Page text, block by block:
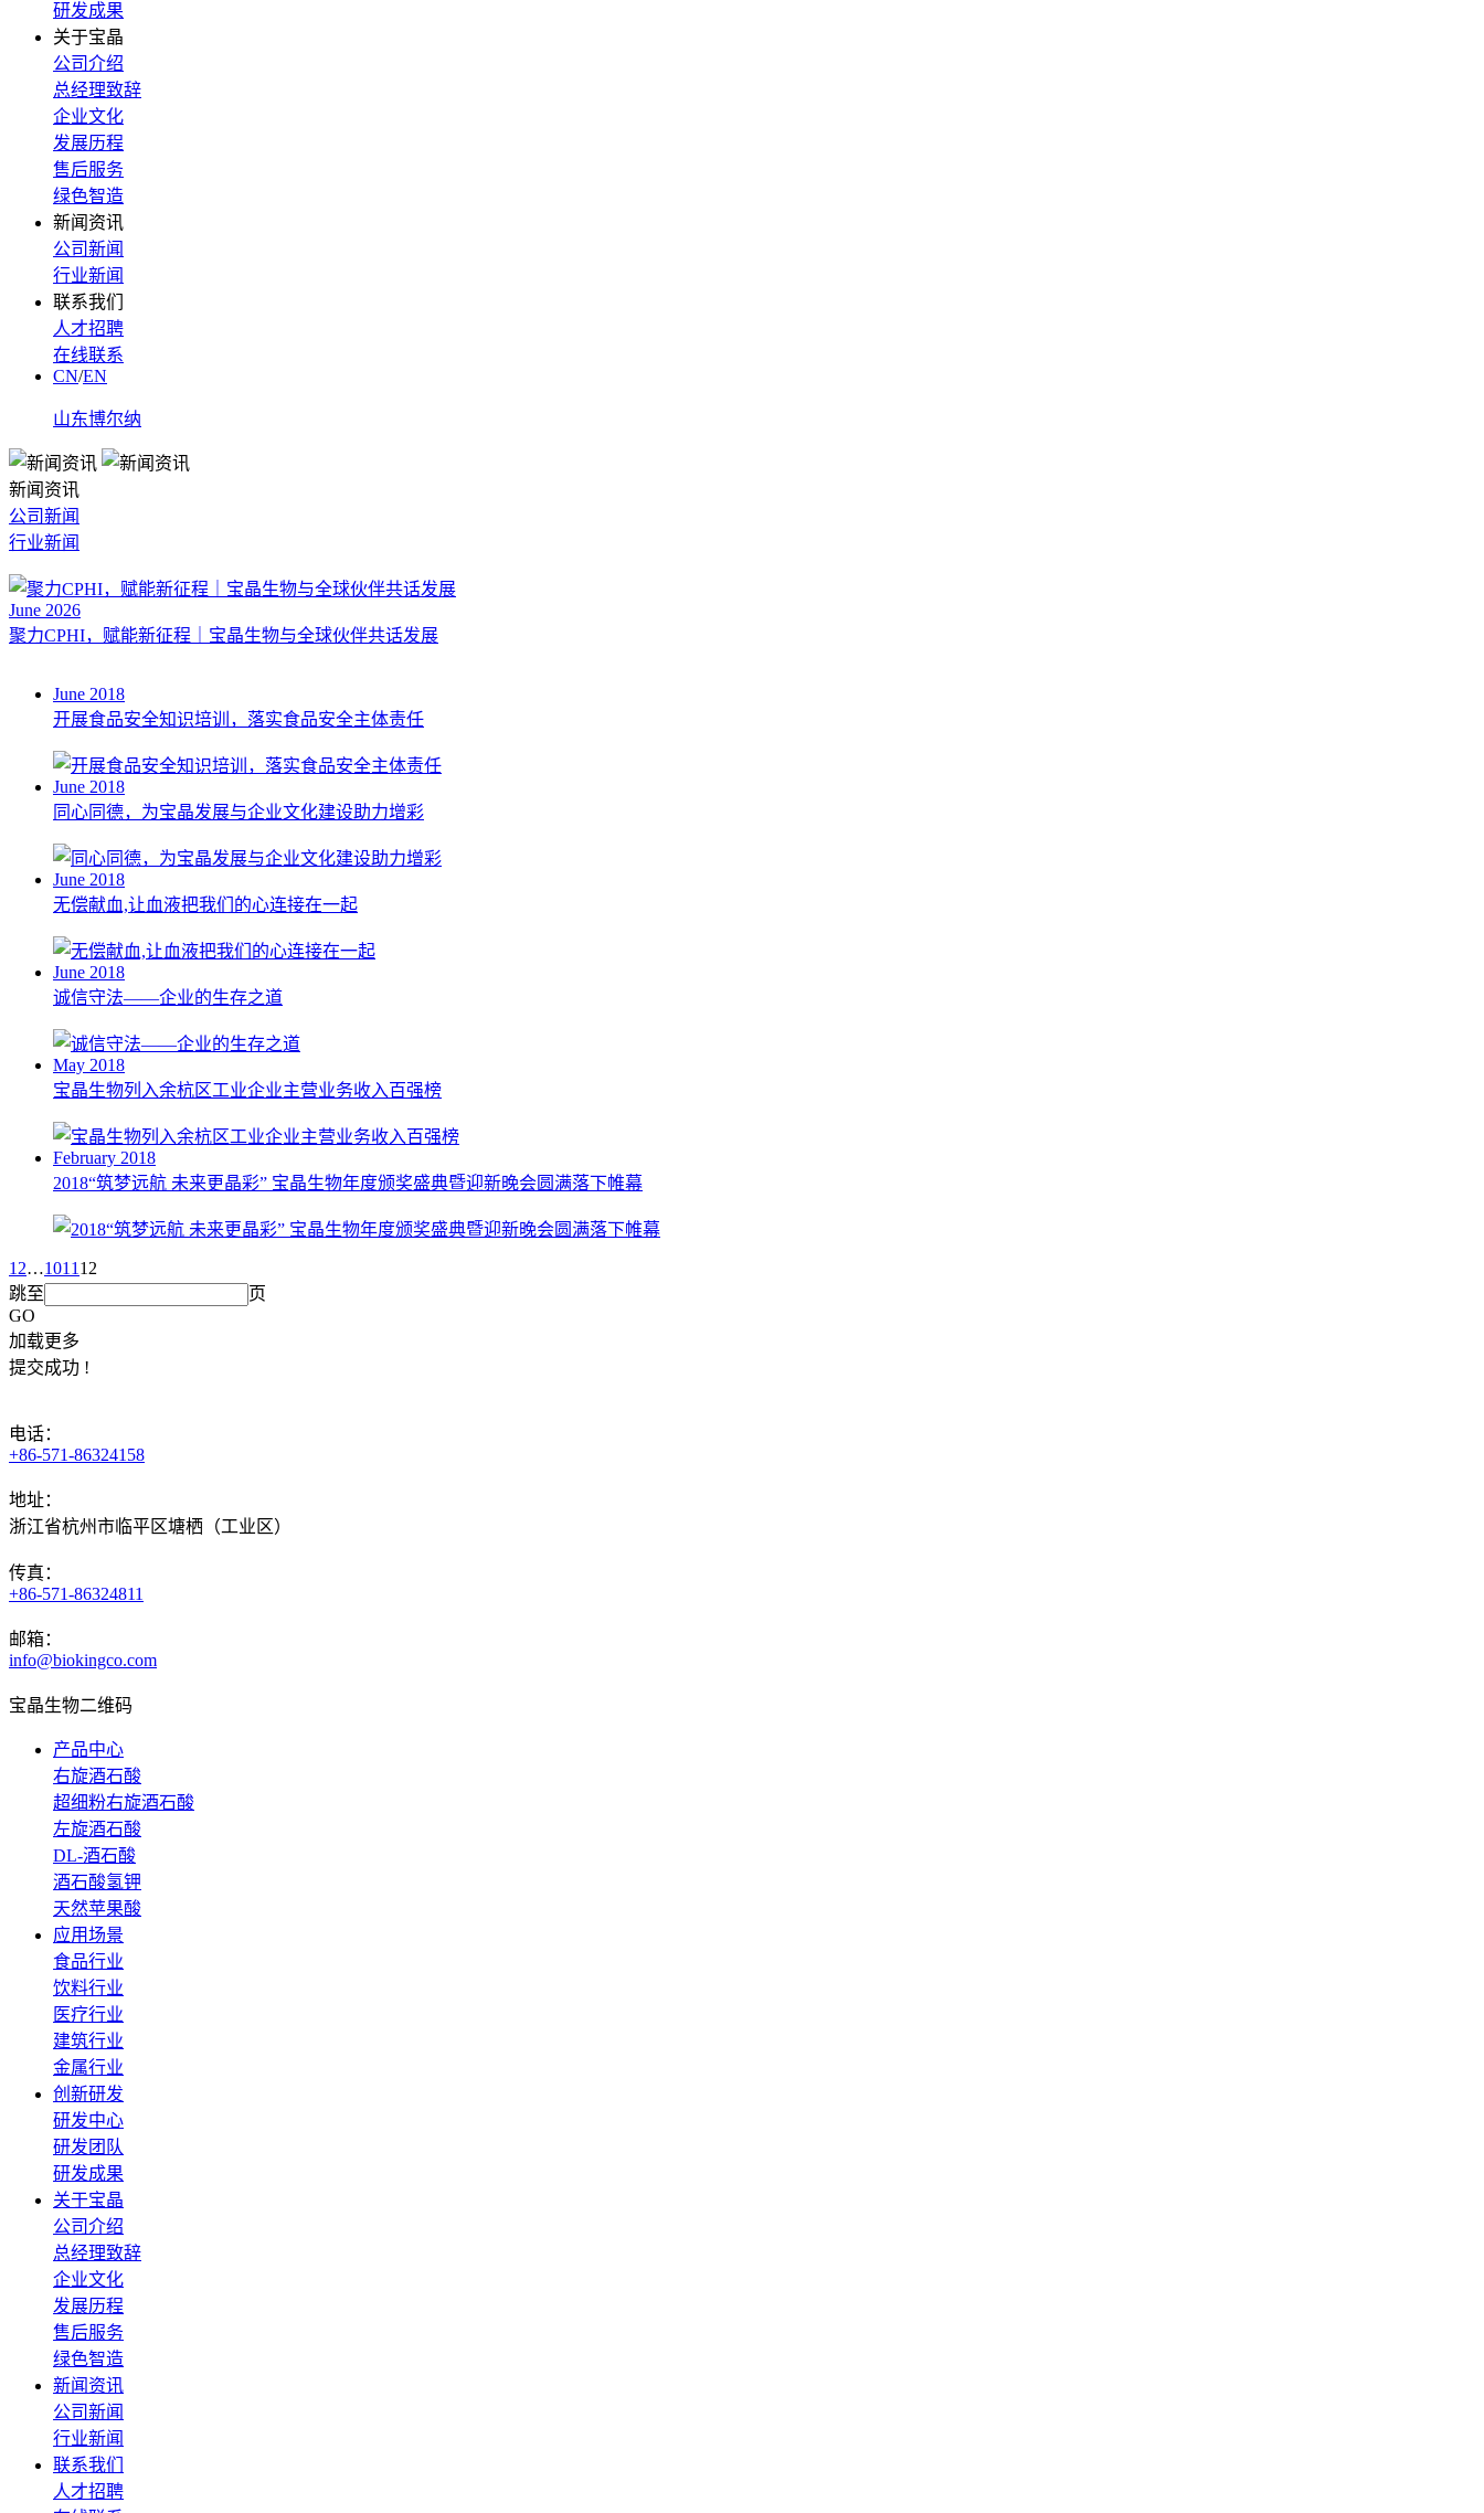
研发成果
关于宝晶
公司介绍
总经理致辞
企业文化
发展历程
售后服务
绿色智造
新闻资讯
公司新闻
行业新闻
联系我们
人才招聘
在线联系
CN/EN
山东博尔纳
新闻资讯
公司新闻
行业新闻
June 2026
聚力CPHI，赋能新征程｜宝晶生物与全球伙伴共话发展
June 2018
开展食品安全知识培训，落实食品安全主体责任
June 2018
同心同德，为宝晶发展与企业文化建设助力增彩
June 2018
无偿献血,让血液把我们的心连接在一起
June 2018
诚信守法——企业的生存之道
May 2018
宝晶生物列入余杭区工业企业主营业务收入百强榜
February 2018
2018“筑梦远航 未来更晶彩” 宝晶生物年度颁奖盛典暨迎新晚会圆满落下帷幕
1 2…1011 12
跳至
页
GO
加载更多
提交成功 !
电话：
+86-571-86324158
地址：
浙江省杭州市临平区塘栖（工业区）
传真：
+86-571-86324811
邮箱：
info@biokingco.com
宝晶生物二维码
产品中心
右旋酒石酸
超细粉右旋酒石酸
左旋酒石酸
DL-酒石酸
酒石酸氢钾
天然苹果酸
应用场景
食品行业
饮料行业
医疗行业
建筑行业
金属行业
创新研发
研发中心
研发团队
研发成果
关于宝晶
公司介绍
总经理致辞
企业文化
发展历程
售后服务
绿色智造
新闻资讯
公司新闻
行业新闻
联系我们
人才招聘